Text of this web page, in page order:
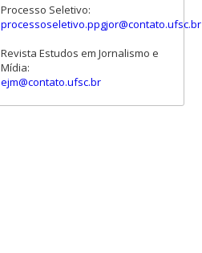
Processo Seletivo:
processoseletivo.ppgjor@contato.ufsc.br
Revista Estudos em Jornalismo e
Mídia:
ejm@contato.ufsc.br